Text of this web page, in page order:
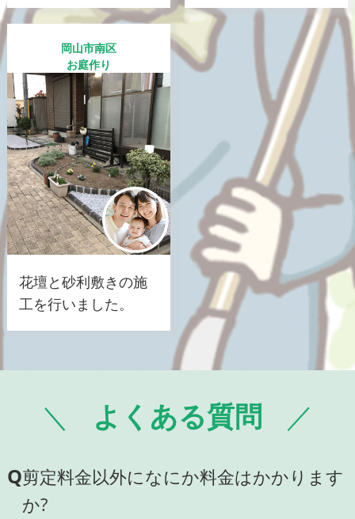
岡山市南区
お庭作り
花壇と砂利敷きの施
工を行いました。
よくある質問
Q剪定料金以外になにか料金はかかります
か?